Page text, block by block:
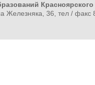
Красноярского
Железняка, 36, тел /